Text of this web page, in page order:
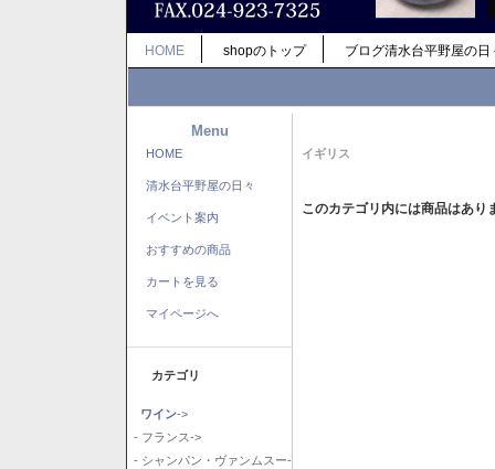
HOME shopのトップ ブログ清水台平野屋の日
Menu
HOME
清水台平野屋の日々
イベント案内
おすすめの商品
カートを見る
マイページへ
カテゴリ
ワイン->
- フランス->
- シャンパン・ヴァンムスー-
イギリス
このカテゴリ内には商品はあり